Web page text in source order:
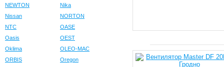
NEWTON
Nika
Nissan
NORTON
NTC
OASE
Oasis
OEST
Oklima
OLEO-MAC
ORBIS
Oregon